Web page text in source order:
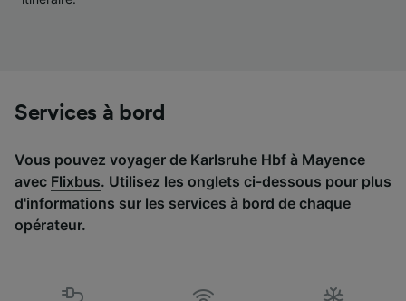
Services à bord
Vous pouvez voyager de Karlsruhe Hbf à Mayence
avec Flixbus. Utilisez les onglets ci-dessous pour plus
d'informations sur les services à bord de chaque
opérateur.